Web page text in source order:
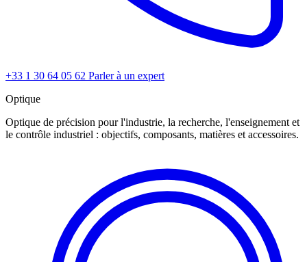
+33 1 30 64 05 62 Parler à un expert
Optique
Optique de précision pour l'industrie, la recherche, l'enseignement et
le contrôle industriel : objectifs, composants, matières et accessoires.